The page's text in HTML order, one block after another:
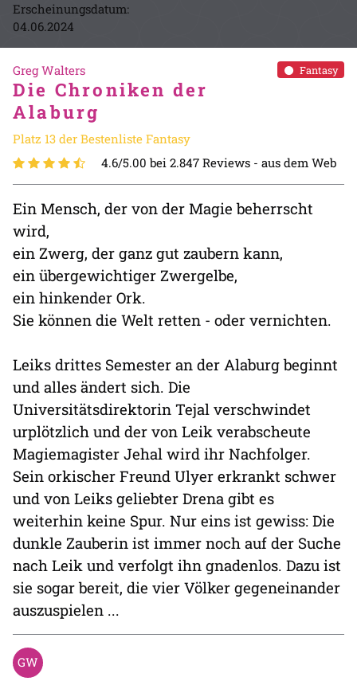
Erscheinungsdatum:
04.06.2024
Fantasy
Greg Walters
Die Chroniken der
Alaburg
Platz 13 der Bestenliste Fantasy
4.6/5.00 bei 2.847 Reviews - aus dem Web
Ein Mensch, der von der Magie beherrscht
wird,
ein Zwerg, der ganz gut zaubern kann,
ein übergewichtiger Zwergelbe,
ein hinkender Ork.
Sie können die Welt retten - oder vernichten.
Leiks drittes Semester an der Alaburg beginnt
und alles ändert sich. Die
Universitätsdirektorin Tejal verschwindet
urplötzlich und der von Leik verabscheute
Magiemagister Jehal wird ihr Nachfolger.
Sein orkischer Freund Ulyer erkrankt schwer
und von Leiks geliebter Drena gibt es
weiterhin keine Spur. Nur eins ist gewiss: Die
dunkle Zauberin ist immer noch auf der Suche
nach Leik und verfolgt ihn gnadenlos. Dazu ist
sie sogar bereit, die vier Völker gegeneinander
auszuspielen ...